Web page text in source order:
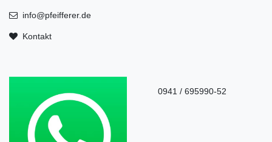
info@pfeifferer.de
Kontakt
0941 / 695990-52